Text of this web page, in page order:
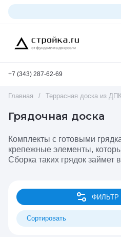
+7 (343) 287-62-69
Главная / Террасная доска из ДПК
Грядочная доска
Комплекты с готовыми
крепежные элементы,
Сборка таких грядок займет
ФИЛЬТР
Сортировать